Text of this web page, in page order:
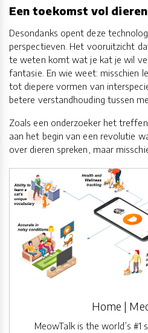
Een toekomst vol
Desondanks opent deze
perspectieven. Het vooruitzicht
te weten komt wat je kat je wil
fantasie. En wie weet: misschien
tot diepere vormen van
betere verstandhouding tussen
Zoals een onderzoeker het
aan het begin van een revolutie
over dieren spreken, maar
Home |
MeowTalk is the world’s #1